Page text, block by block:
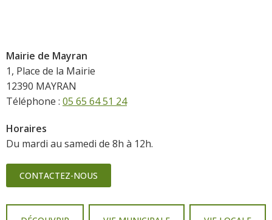
Mairie de Mayran
1, Place de la Mairie
12390 MAYRAN
Téléphone : 05 65 64 51 24
Horaires
Du mardi au samedi de 8h à 12h.
CONTACTEZ-NOUS